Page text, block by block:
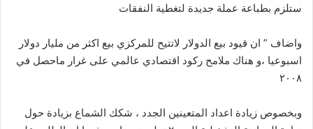
ستلزم بطباعة عملة جديدة لتغطية النفقات
واضاف ” ان قيود بيع الدولار لاتتيح للمركزي بيع اكثر من مليار دولار
اسبوعيا ،و هناك ملامح ركود اقتصادي عالمي على غرار ماحصل في
٢٠٠٨
وبخصوص زيادة اعداد المتعينين الجدد ، شكك الشماع بزيادة حول